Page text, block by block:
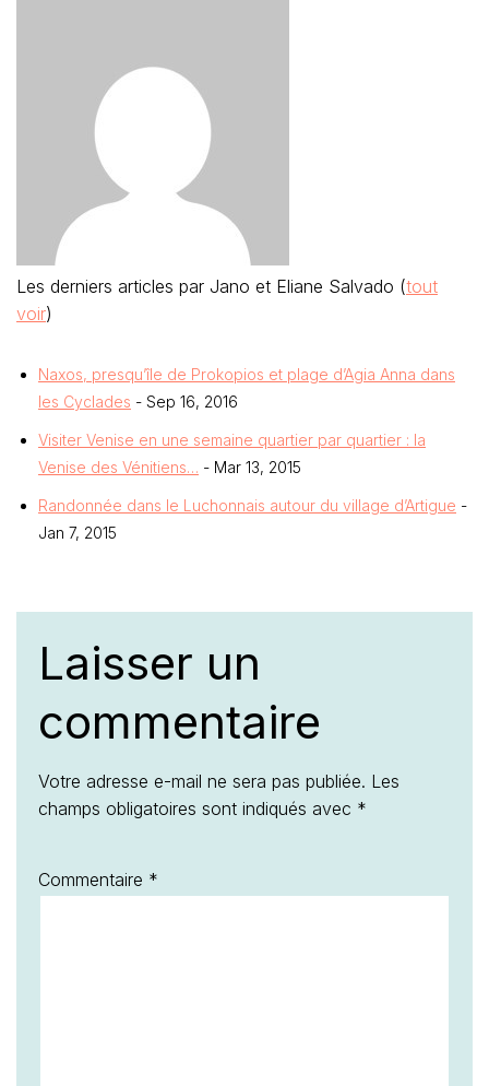
Les derniers articles par Jano et Eliane Salvado (tout
voir)
Naxos, presqu’île de Prokopios et plage d’Agia Anna dans
les Cyclades - Sep 16, 2016
Visiter Venise en une semaine quartier par quartier : la
Venise des Vénitiens… - Mar 13, 2015
Randonnée dans le Luchonnais autour du village d’Artigue -
Jan 7, 2015
Laisser un
commentaire
Votre adresse e-mail ne sera pas publiée. Les
champs obligatoires sont indiqués avec *
Commentaire *